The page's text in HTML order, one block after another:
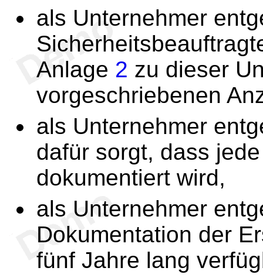
als Unternehmer
Anlage 2 zu dieser
vorgeschriebenen
als Unternehmer
dafür sorgt, dass
dokumentiert wird,
als Unternehmer
Dokumentation der
fünf Jahre lang